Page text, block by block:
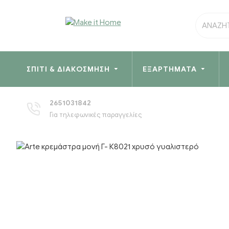
ΣΠΊΤΙ & ΔΙΑΚΌΣΜΗΣΗ ΕΞΑΡΤΉΜΑΤΑ
2651031842
Για τηλεφωνικές παραγγελίες